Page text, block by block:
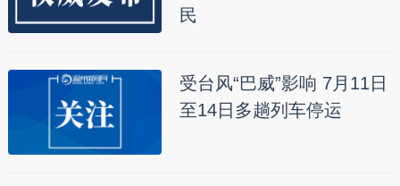
民
受台风“巴威”影响 7月11日
至14日多趟列车停运